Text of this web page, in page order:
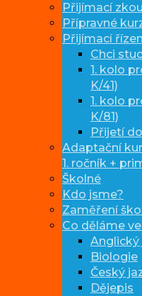
Přijímací
Přípravné
Přijímací
Chci
1. kolo
K/41)
1. kolo
K/81)
Přijetí
Adaptační
1. ročník +
Školné
Kdo jsme?
Zaměření
Co děláme
Anglický
Biologie
Český
Dějepis